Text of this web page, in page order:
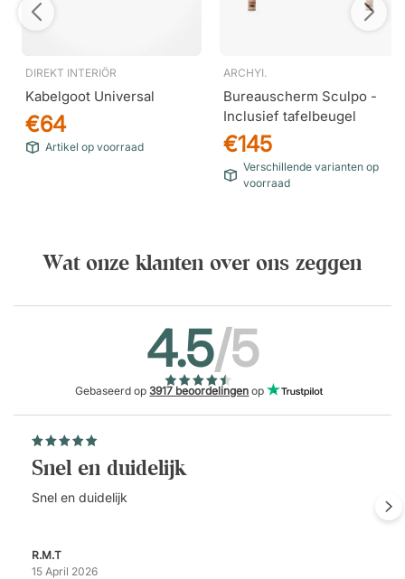
DIREKT INTERIÖR
Kabelgoot Universal
€64
Artikel op voorraad
ARCHYI.
Bureauscherm Sculpo -
Inclusief tafelbeugel
€145
Verschillende varianten op
voorraad
Wat onze klanten over ons zeggen
4.5/5
Gebaseerd op3917 beoordelingen op
Snel en duidelijk
Snel en duidelijk
R.M.T
15 April 2026